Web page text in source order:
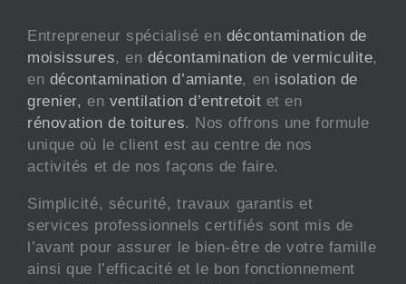
Entrepreneur spécialisé en décontamination de
moisissures, en décontamination de vermiculite,
en décontamination d’amiante, en isolation de
grenier, en ventilation d’entretoit et en
rénovation de toitures. Nos offrons une formule
unique où le client est au centre de nos
activités et de nos façons de faire.
Simplicité, sécurité, travaux garantis et
services professionnels certifiés sont mis de
l’avant pour assurer le bien-être de votre famille
ainsi que l’efficacité et le bon fonctionnement